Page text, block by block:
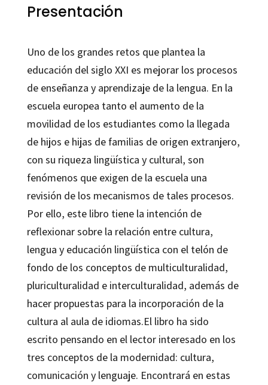
Presentación
Uno de los grandes retos que plantea la
educación del siglo XXI es mejorar los procesos
de enseñanza y aprendizaje de la lengua. En la
escuela europea tanto el aumento de la
movilidad de los estudiantes como la llegada
de hijos e hijas de familias de origen extranjero,
con su riqueza lingüística y cultural, son
fenómenos que exigen de la escuela una
revisión de los mecanismos de tales procesos.
Por ello, este libro tiene la intención de
reflexionar sobre la relación entre cultura,
lengua y educación lingüística con el telón de
fondo de los conceptos de multiculturalidad,
pluriculturalidad e interculturalidad, además de
hacer propuestas para la incorporación de la
cultura al aula de idiomas.El libro ha sido
escrito pensando en el lector interesado en los
tres conceptos de la modernidad: cultura,
comunicación y lenguaje. Encontrará en estas